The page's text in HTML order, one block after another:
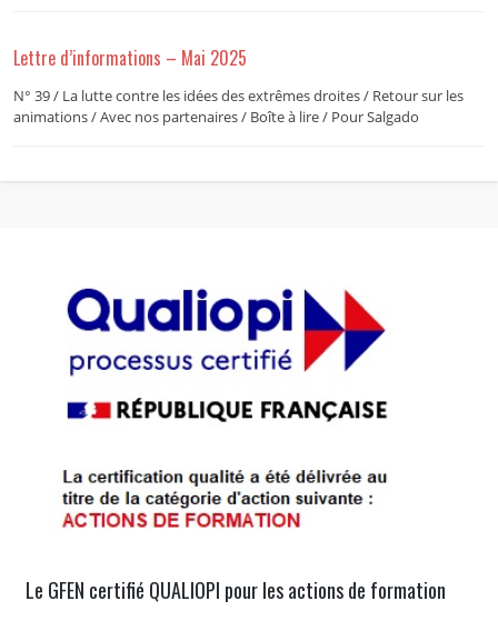
Lettre d’informations – Mai 2025
N° 39 / La lutte contre les idées des extrêmes droites / Retour sur les
animations / Avec nos partenaires / Boîte à lire / Pour Salgado
Le GFEN certifié QUALIOPI pour les actions de formation